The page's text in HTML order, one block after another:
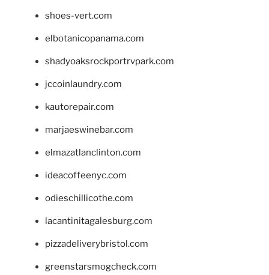
shoes-vert.com
elbotanicopanama.com
shadyoaksrockportrvpark.com
jccoinlaundry.com
kautorepair.com
marjaeswinebar.com
elmazatlanclinton.com
ideacoffeenyc.com
odieschillicothe.com
lacantinitagalesburg.com
pizzadeliverybristol.com
greenstarsmogcheck.com